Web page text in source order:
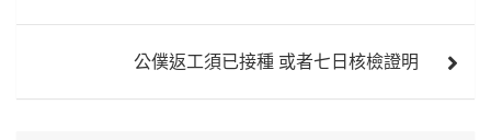
公僕返工須已接種 或者七日核檢證明